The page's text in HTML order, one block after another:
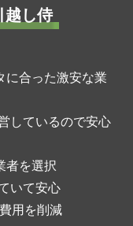
越し侍
に合った激安な業
しているので安心
者を選択
いて安心
用を削減